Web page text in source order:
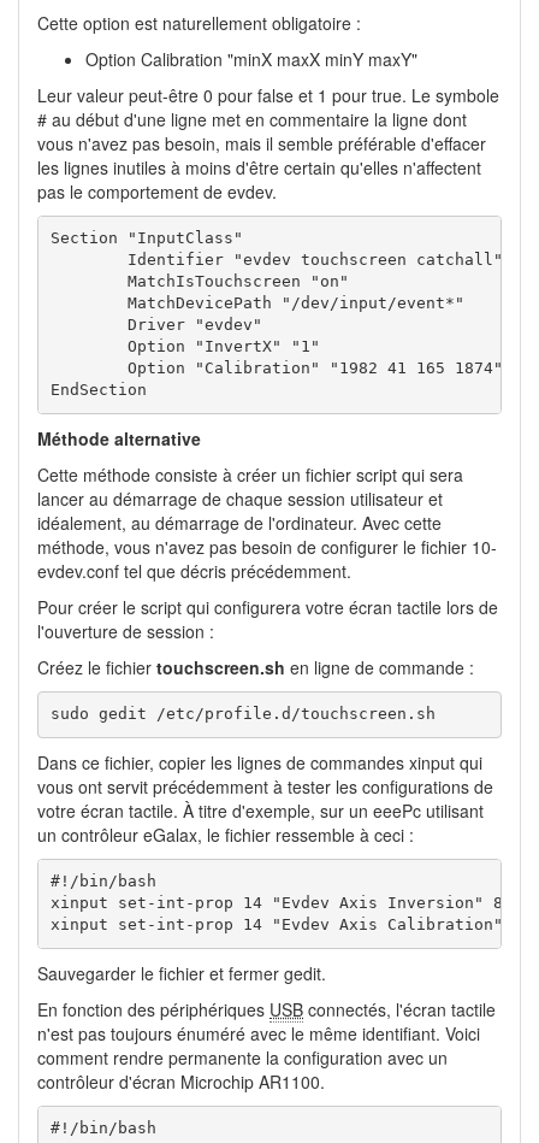
Cette option est naturellement obligatoire :
Option Calibration "minX maxX minY maxY"
Leur valeur peut-être 0 pour false et 1 pour true. Le symbole
# au début d'une ligne met en commentaire la ligne dont
vous n'avez pas besoin, mais il semble préférable d'effacer
les lignes inutiles à moins d'être certain qu'elles n'affectent
pas le comportement de evdev.
Section "InputClass"
        Identifier "evdev touchscreen catchall"
        MatchIsTouchscreen "on"
        MatchDevicePath "/dev/input/event*"
        Driver "evdev"
EndSection
Méthode alternative
Cette méthode consiste à créer un fichier script qui sera
lancer au démarrage de chaque session utilisateur et
idéalement, au démarrage de l'ordinateur. Avec cette
méthode, vous n'avez pas besoin de configurer le fichier 10-
evdev.conf tel que décris précédemment.
Pour créer le script qui configurera votre écran tactile lors de
l'ouverture de session :
Créez le fichier touchscreen.sh en ligne de commande :
sudo gedit /etc/profile.d/touchscreen.sh
Dans ce fichier, copier les lignes de commandes xinput qui
vous ont servit précédemment à tester les configurations de
votre écran tactile. À titre d'exemple, sur un eeePc utilisant
un contrôleur eGalax, le fichier ressemble à ceci :
#!/bin/bash
xinput set-int-prop 14 "Evdev Axis Inversion" 8 1
xinput set-int-prop 14 "Evdev Axis Calibration" 32
Sauvegarder le fichier et fermer gedit.
En fonction des périphériques USB connectés, l'écran tactile
n'est pas toujours énuméré avec le même identifiant. Voici
comment rendre permanente la configuration avec un
contrôleur d'écran Microchip AR1100.
#!/bin/bash